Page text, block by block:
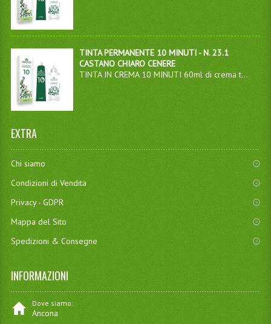
TINTA PERMANENTE 10 MINUTI - N. 23.1
CASTANO CHIARO CENERE
TINTA IN CREMA 10 MINUTI 60ml di crema t...
EXTRA
Chi siamo
Condizioni di Vendita
Privacy - GDPR
Mappa del Sito
Spedizioni & Consegne
INFORMAZIONI
Dove siamo:
Ancona